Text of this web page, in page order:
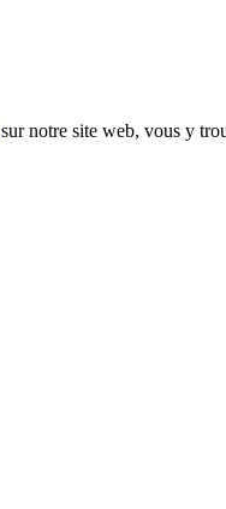
sur notre site web, vous y